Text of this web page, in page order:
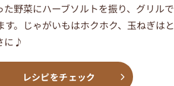
野菜にハーブソルトを振り、グリルで
す。じゃがいもはホクホク、玉ねぎはと
に♪
レシピをチェック